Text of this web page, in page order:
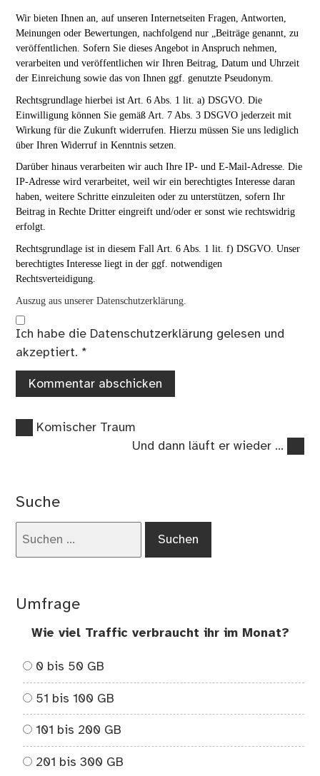
Wir bieten Ihnen an, auf unseren Internetseiten Fragen, Antworten,
Meinungen oder Bewertungen, nachfolgend nur „Beiträge genannt, zu
veröffentlichen. Sofern Sie dieses Angebot in Anspruch nehmen,
verarbeiten und veröffentlichen wir Ihren Beitrag, Datum und Uhrzeit
der Einreichung sowie das von Ihnen ggf. genutzte Pseudonym.
Rechtsgrundlage hierbei ist Art. 6 Abs. 1 lit. a) DSGVO. Die
Einwilligung können Sie gemäß Art. 7 Abs. 3 DSGVO jederzeit mit
Wirkung für die Zukunft widerrufen. Hierzu müssen Sie uns lediglich
über Ihren Widerruf in Kenntnis setzen.
Darüber hinaus verarbeiten wir auch Ihre IP- und E-Mail-Adresse. Die
IP-Adresse wird verarbeitet, weil wir ein berechtigtes Interesse daran
haben, weitere Schritte einzuleiten oder zu unterstützen, sofern Ihr
Beitrag in Rechte Dritter eingreift und/oder er sonst wie rechtswidrig
erfolgt.
Rechtsgrundlage ist in diesem Fall Art. 6 Abs. 1 lit. f) DSGVO. Unser
berechtigtes Interesse liegt in der ggf. notwendigen
Rechtsverteidigung.
Auszug aus unserer Datenschutzerklärung.
Ich habe die Datenschutzerklärung gelesen und
akzeptiert. *
Beitragsnavigation
Vorheriger
Komischer Traum
Nächster
Und dann läuft er wieder …
Suche
Umfrage
Wie viel Traffic verbraucht ihr im Monat?
0 bis 50 GB
51 bis 100 GB
101 bis 200 GB
201 bis 300 GB